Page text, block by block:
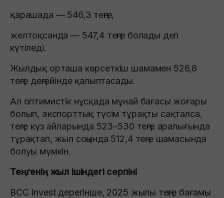
қарашада — 546,3 теңге,
желтоқсанда — 547,4 теңге болады деп
күтіледі.
Жылдық орташа көрсеткіш шамамен 526,8
теңге деңгейінде қалыптасады.
Ал оптимистік нұсқада мұнай бағасы жоғары
болып, экспорттық түсім тұрақты сақталса,
теңге күз айларында 523–530 теңге аралығында
тұрақтап, жыл соңында 512,4 теңге шамасында
болуы мүмкін.
Теңгенің жыл ішіндегі серпіні
BCC Invest дерегінше, 2025 жылы теңге бағамы